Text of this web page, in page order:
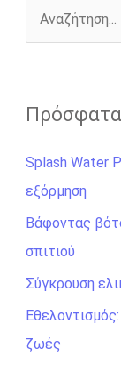
r
ζ
τ
η
σ
η
γ
ι
α
Splash Water
εξόρμηση
Βάφοντας
σπιτιού
Σύγκρουση
ζωές